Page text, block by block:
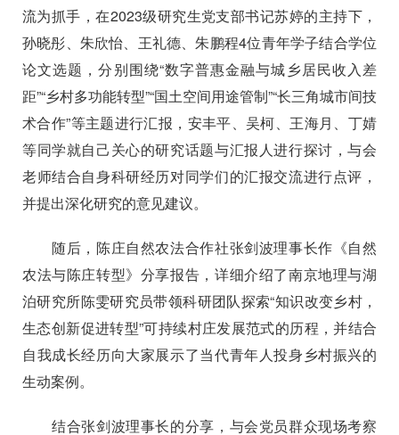
流为抓手，在2023级研究生党支部书记苏婷的主持下，
孙晓彤、朱欣怡、王礼德、朱鹏程4位青年学子结合学位
论文选题，分别围绕“数字普惠金融与城乡居民收入差
距”“乡村多功能转型”“国土空间用途管制”“长三角城市间技
术合作”等主题进行汇报，安丰平、吴柯、王海月、丁婧
等同学就自己关心的研究话题与汇报人进行探讨，与会
老师结合自身科研经历对同学们的汇报交流进行点评，
并提出深化研究的意见建议。
随后，陈庄自然农法合作社张剑波理事长作《自然
农法与陈庄转型》分享报告，详细介绍了南京地理与湖
泊研究所陈雯研究员带领科研团队探索“知识改变乡村，
生态创新促进转型”可持续村庄发展范式的历程，并结合
自我成长经历向大家展示了当代青年人投身乡村振兴的
生动案例。
结合张剑波理事长的分享，与会党员群众现场考察